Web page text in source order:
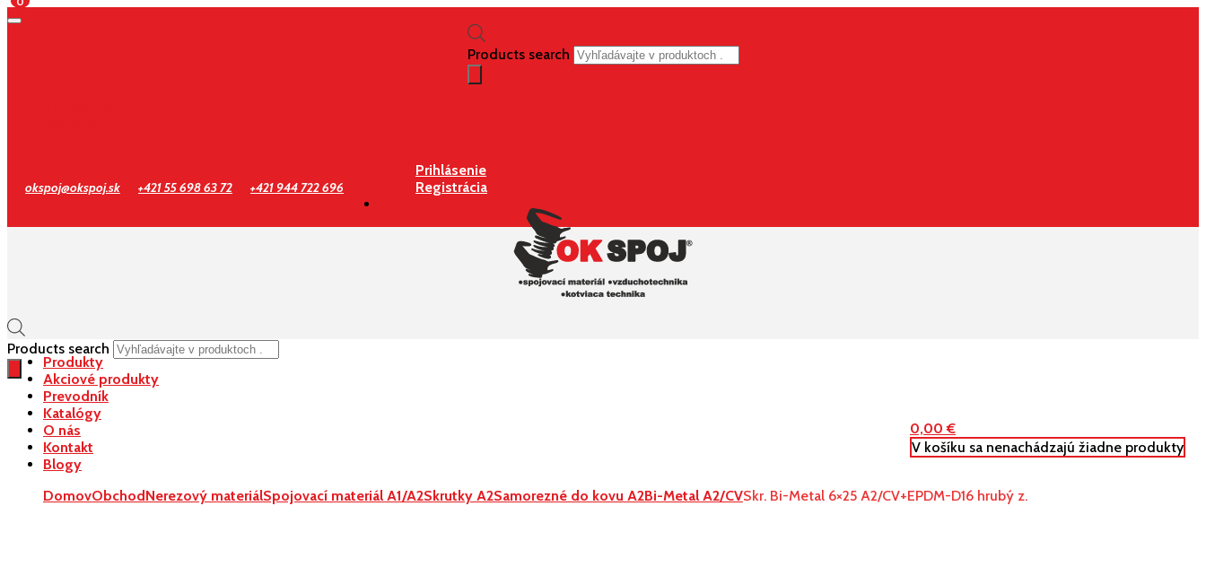
Products search
okspoj@okspoj.sk +421 55 698 63 72 +421 944 722 696
Prihlásenie
Registrácia
Products search
0,00€
V košíku sa nenachádzajú žiadne produkty
Produkty
Akciové produkty
Prevodník
Katalógy
O nás
Kontakt
Blogy
DomovObchodNerezový materiálSpojovací materiál A1/A2Skrutky A2Samorezné do kovu A2Bi-Metal A2/CVSkr. Bi-Metal 6×25 A2/CV+EPDM-D16 hrubý z.